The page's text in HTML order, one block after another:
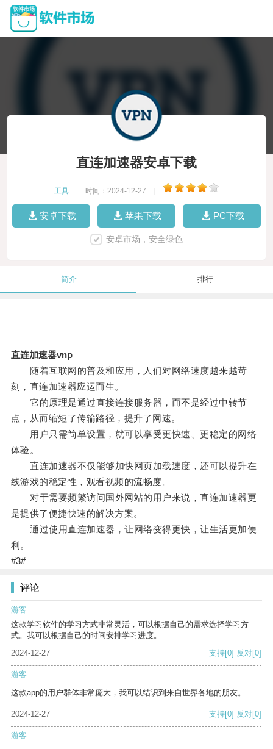
直连加速器安卓下载
工具 时间：2024-12-27
安卓下载 苹果下载 PC下载
安卓市场，安全绿色
简介 排行
直连加速器vnp
随着互联网的普及和应用，人们对网络速度越来越苛
刻，直连加速器应运而生。
它的原理是通过直接连接服务器，而不是经过中转节
点，从而缩短了传输路径，提升了网速。
用户只需简单设置，就可以享受更快速、更稳定的网络
体验。
直连加速器不仅能够加快网页加载速度，还可以提升在
线游戏的稳定性，观看视频的流畅度。
对于需要频繁访问国外网站的用户来说，直连加速器更
是提供了便捷快速的解决方案。
通过使用直连加速器，让网络变得更快，让生活更加便
利。
#3#
评论
游客
这款学习软件的学习方式非常灵活，可以根据自己的需求选择学习方
式。我可以根据自己的时间安排学习进度。
2024-12-27
支持[0] 反对[0]
游客
这款app的用户群体非常庞大，我可以结识到来自世界各地的朋友。
2024-12-27 支持[0] 反对[0]
游客